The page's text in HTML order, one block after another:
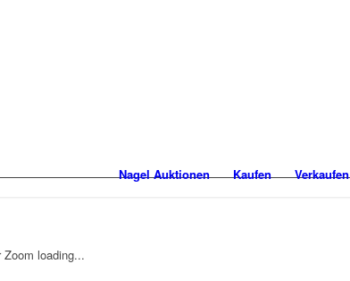
Nagel Auktionen Kaufen Verkaufen
Zoom loading...